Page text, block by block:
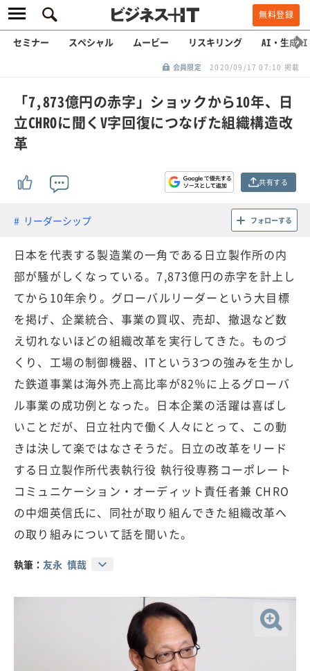
無料登録
セミナー スペシャル ムービー リスキリング AI・生成AI
会員限定 2020/09/17 07:10 掲載
「7,873億円の赤字」ショックから10年、日
立CHROに聞くV字回復につなげた組織構造改
革
共有する
リーダーシップ フォローする
日本を代表する製造業の一角である日立製作所の内
部が騒がしくなっている。7,873億円の赤字を計上し
てから10年余り。グローバルリーダーという大目標
を掲げ、企業統合、事業の買収、売却、撤退など数
え切れないほどの組織改革を実行してきた。ものづ
くり、工場の制御機器、ITという3つの強みを生かし
た鉄道事業は海外売上高比率が82％に上るグローバ
ル事業の成功例となった。日本企業の活躍は喜ばし
いことだが、日立社内で働く人々にとって、この動
きは決して楽ではなさそうだ。日立の改革をリード
する日立製作所代表執行役 執行役専務コーポレート
コミュニケーション・オーディット責任者兼 CHRO
の中畑英信氏に、同社が取り組んできた組織改革へ
の取り組みについて話を聞いた。
執筆： 友永 慎哉